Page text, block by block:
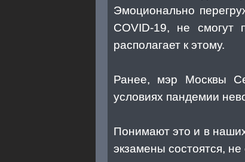
Эмоционально
COVID-19, не смогут
располагает к этому.
Ранее, мэр Москвы
условиях пандемии
Понимают это и в
экзамены состоятся,